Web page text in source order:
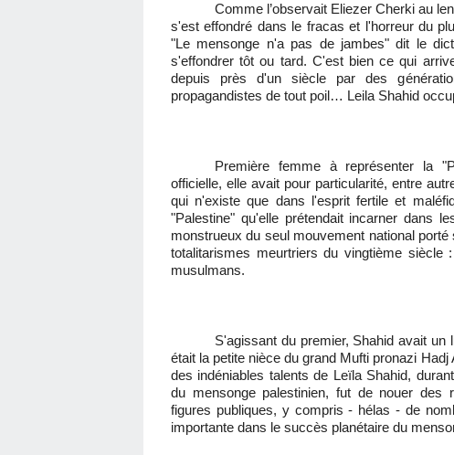
Comme l’observait Eliezer Cherki au
s'est effondré dans le fracas et l'horreur du
"Le mensonge n'a pas de jambes" dit le
s'effondrer tôt ou tard. C'est bien ce qui
depuis près d'un siècle par des
propagandistes de tout poil… Leila Shahid
Première femme à représenter la
officielle, elle avait pour particularité, entre
qui n'existe que dans l'esprit fertile et
"Palestine" qu'elle prétendait incarner dans
monstrueux du seul mouvement national
totalitarismes meurtriers du vingtième
musulmans.
S'agissant du premier, Shahid avait
était la petite nièce du grand Mufti pronazi
des indéniables talents de Leïla Shahid,
du mensonge palestinien, fut de nouer des
figures publiques, y compris - hélas - de
importante dans le succès planétaire du